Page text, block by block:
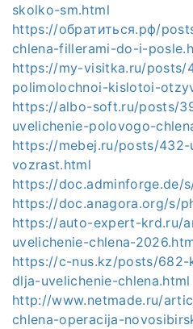
skolko-sm.html
https://обратиться.рф/
chlena-fillerami-do-i-
https://my-visitka.ru/posts/
polimolochnoi-kislotoi-
https://albo-soft.ru/posts/
uvelichenie-polovogo-
https://mebej.ru/posts/432-
vozrast.html
https://doc.adminforge.de/
https://doc.anagora.org/s/
https://auto-expert-krd.ru/
uvelichenie-chlena-
https://c-nus.kz/posts/
dlja-uvelichenie-chlena.html
http://www.netmade.ru/
chlena-operacija-